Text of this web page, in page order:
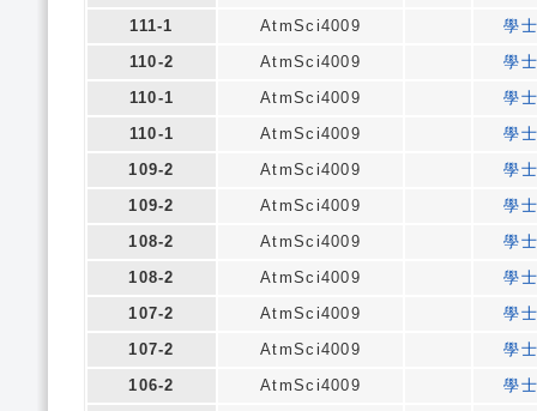
111-1
AtmSci4009
學
110-2
AtmSci4009
學
110-1
AtmSci4009
學
110-1
AtmSci4009
學
109-2
AtmSci4009
學
109-2
AtmSci4009
學
108-2
AtmSci4009
學
108-2
AtmSci4009
學
107-2
AtmSci4009
學
107-2
AtmSci4009
學
106-2
AtmSci4009
學